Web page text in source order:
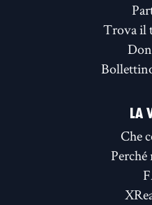
Trova il
LA
Che